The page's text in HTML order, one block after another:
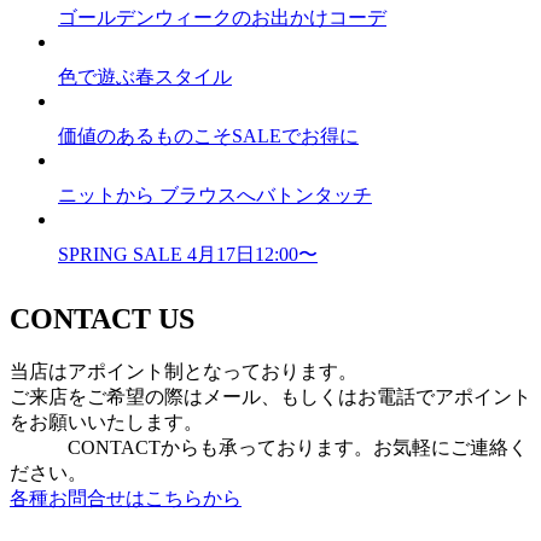
ゴールデンウィークのお出かけコーデ
色で遊ぶ春スタイル
価値のあるものこそSALEでお得に
ニットから ブラウスへバトンタッチ
SPRING SALE 4月17日12:00〜
CONTACT US
当店はアポイント制となっております。
ご来店をご希望の際はメール、もしくはお電話でアポイント
をお願いいたします。
CONTACTからも承っております。お気軽にご連絡く
ださい。
各種お問合せはこちらから